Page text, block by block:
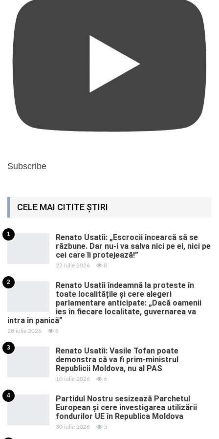
Subscribe
CELE MAI CITITE ȘTIRI
1
Renato Usatîi: „Escrocii încearcă să se
răzbune. Dar nu-i va salva nici pe ei, nici pe
cei care îi protejează!”
22 iulie 2026 8
2
Renato Usatîi îndeamnă la proteste în
toate localitățile și cere alegeri
parlamentare anticipate: „Dacă oamenii
ies în fiecare localitate, guvernarea va
intra în panică”
28 iulie 2026 8
3
Renato Usatîi: Vasile Tofan poate
demonstra că va fi prim-ministrul
Republicii Moldova, nu al PAS
10 iulie 2026 6
4
Partidul Nostru sesizează Parchetul
European și cere investigarea utilizării
fondurilor UE în Republica Moldova
30 iulie 2026 5